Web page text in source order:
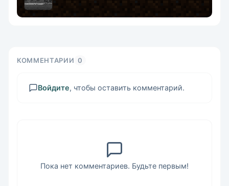
КОММЕНТАРИИ 0
Войдите, чтобы оставить комментарий.
Пока нет комментариев. Будьте первым!